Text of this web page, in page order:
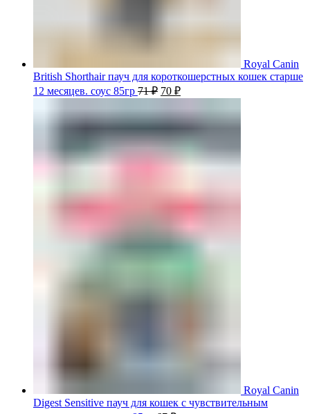
Royal Canin
British Shorthair пауч для короткошерстных кошек старше
12 месяцев. соус 85гр 71₽ 70 ₽
Royal Canin
Digest Sensitive пауч для кошек с чувствительным